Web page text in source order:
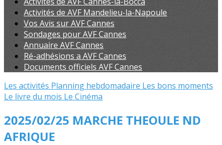
Activités de AVF Mandelieu-la-Napoule
Vos Avis sur AVF Cannes
Sondages pour AVF Cannes
Annuaire AVF Cannes
Ré-adhésions a AVF Cannes
Documents officiels AVF Cannes
Les activités Planning hebdomadaire Les bons moments
Le livre du mois Le Cinéma
2025/02/25 MARCHE THEOULE ND
AFRIQUE